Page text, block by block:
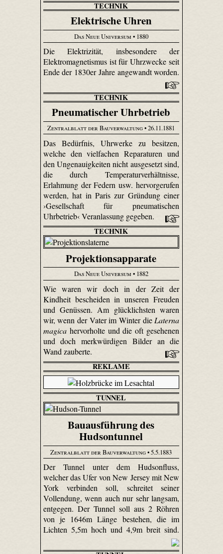
TECHNIK
Elektrische Uhren
Das Neue Universum • 1880
Die Elektrizität, insbesondere der
Elektromagnetismus ist für Uhrzwecke seit
Ende der 1830er Jahre angewandt worden.
TECHNIK
Pneumatischer Uhrbetrieb
Zentralblatt der Bauverwaltung• 26.11.1881
Das Bedürfnis, Uhrwerke zu besitzen,
welche den vielfachen Reparaturen und
den Ungenauigkeiten nicht ausgesetzt sind,
die durch Temperaturverhältnisse,
Erlahmung der Federn usw. hervorgerufen
werden, hat in Paris zur Gründung einer
›Gesellschaft für pneumatischen
Uhrbetrieb‹ Veranlassung gegeben.
TECHNIK
Projektionsapparate
Das Neue Universum • 1882
Wie waren wir doch in der Zeit der
Kindheit bescheiden in unseren Freuden
und Genüssen. Am glücklichsten waren
wir, wenn der Vater im Winter die Laterna
magicahervorholte und die oft gesehenen
und doch merkwürdigen Bilder an die
Wand zauberte.
REKLAME
TUNNEL
Bauausführung des
Hudsontunnel
Zentralblatt der Bauverwaltung• 5.5.1883
Der Tunnel unter dem Hudsonfluss,
welcher das Ufer von New Jersey mit New
York verbinden soll, schreitet seiner
Vollendung, wenn auch nur sehr langsam,
entgegen. Der Tunnel soll aus 2 Röhren
von je 1646m Länge bestehen, die im
Lichten 5,5m hoch und 4,9m breit sind.